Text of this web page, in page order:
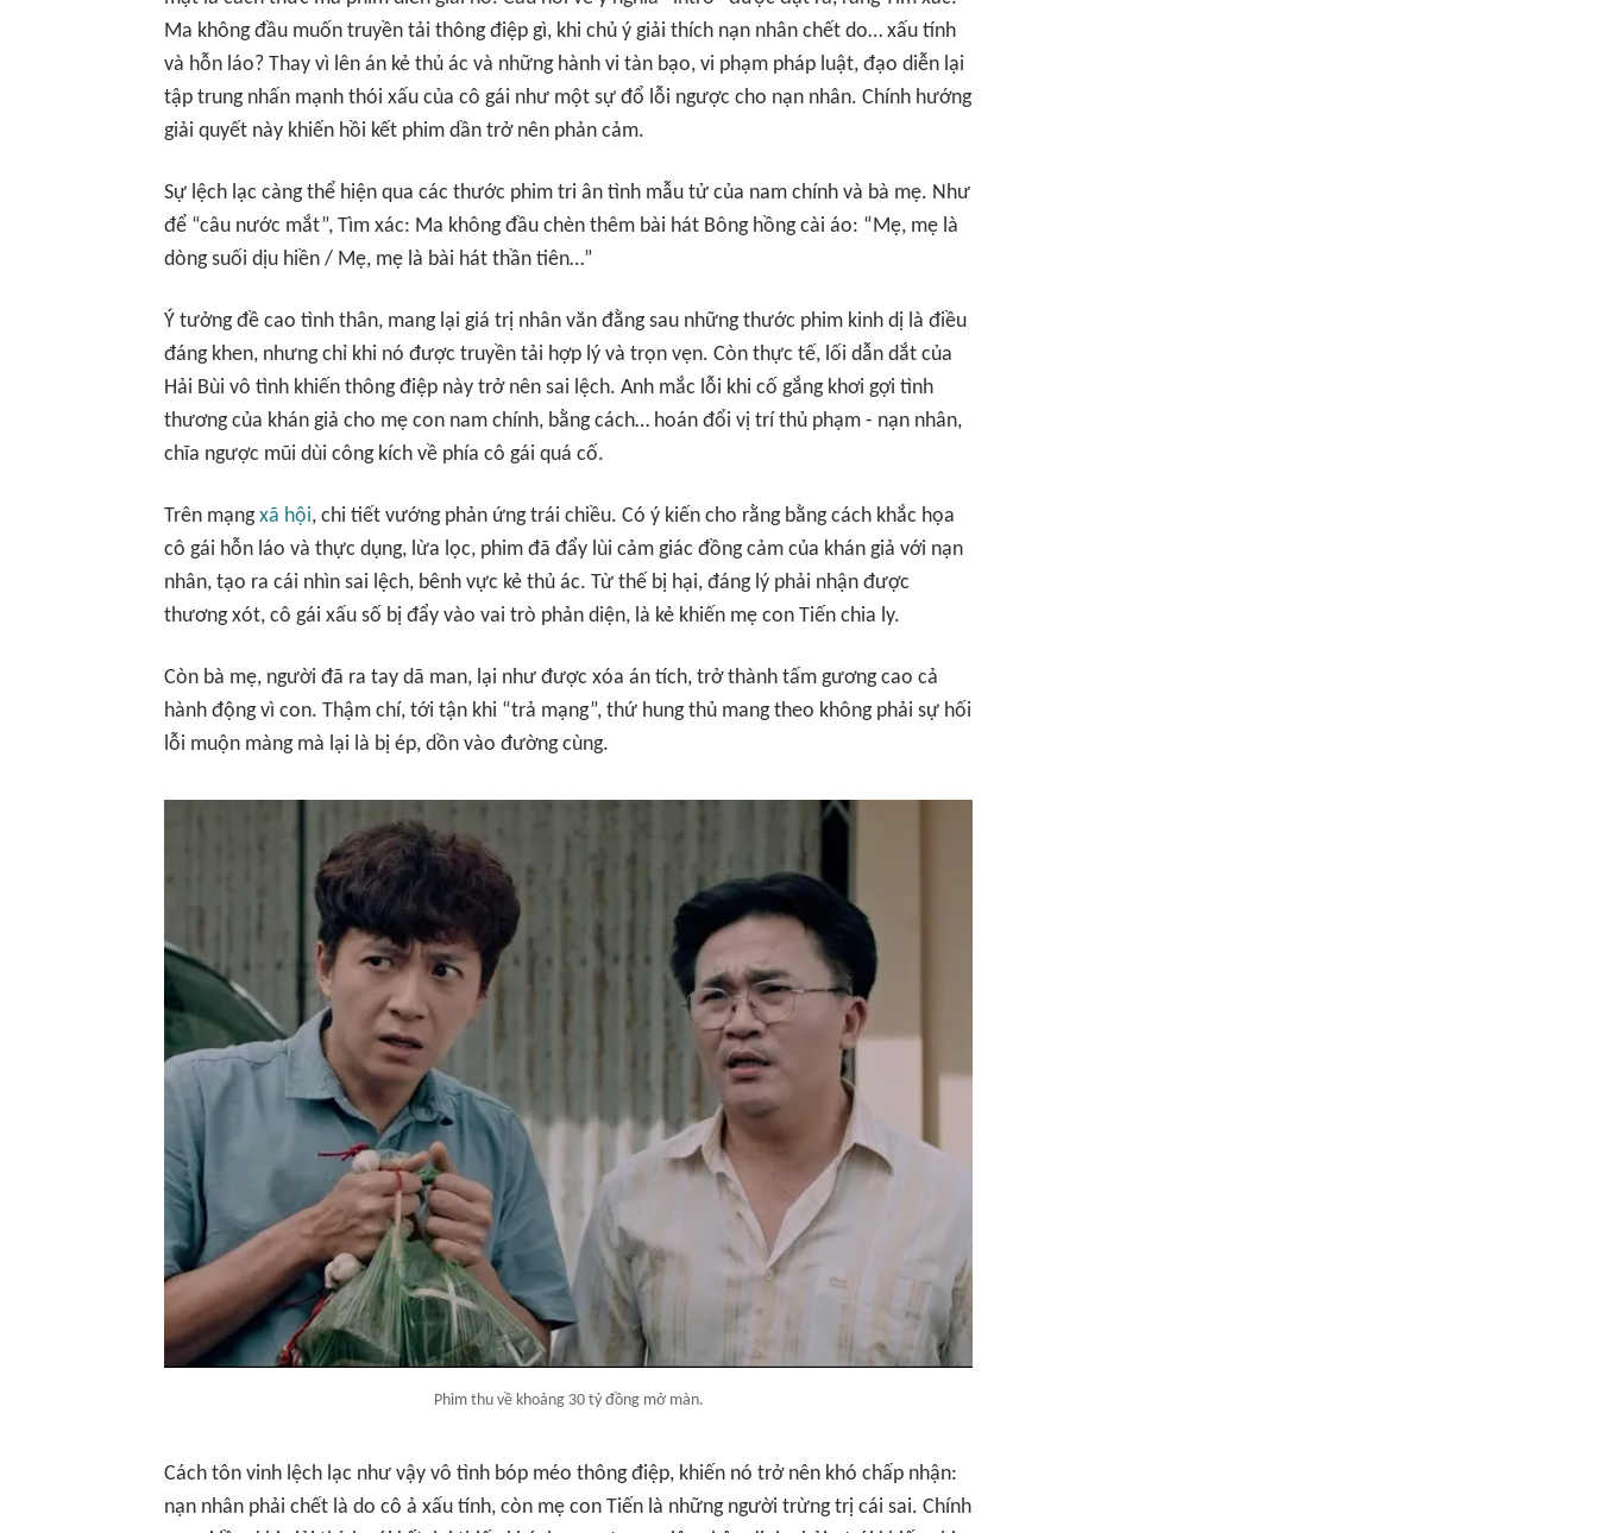
Ma không đầu muốn truyền tải thông điệp gì, khi chủ ý giải thích nạn nhân chết do… xấu tính
và hỗn láo? Thay vì lên án kẻ thủ ác và những hành vi tàn bạo, vi phạm pháp luật, đạo diễn lại
tập trung nhấn mạnh thói xấu của cô gái như một sự đổ lỗi ngược cho nạn nhân. Chính hướng
giải quyết này khiến hồi kết phim dần trở nên phản cảm.
Sự lệch lạc càng thể hiện qua các thước phim tri ân tình mẫu tử của nam chính và bà mẹ. Như
để “câu nước mắt”, Tìm xác: Ma không đầu chèn thêm bài hát Bông hồng cài áo: “Mẹ, mẹ là
dòng suối dịu hiền / Mẹ, mẹ là bài hát thần tiên…”
Ý tưởng đề cao tình thân, mang lại giá trị nhân văn đằng sau những thước phim kinh dị là điều
đáng khen, nhưng chỉ khi nó được truyền tải hợp lý và trọn vẹn. Còn thực tế, lối dẫn dắt của
Hải Bùi vô tình khiến thông điệp này trở nên sai lệch. Anh mắc lỗi khi cố gắng khơi gợi tình
thương của khán giả cho mẹ con nam chính, bằng cách… hoán đổi vị trí thủ phạm - nạn nhân,
chĩa ngược mũi dùi công kích về phía cô gái quá cố.
Trên mạngxã hội, chi tiết vướng phản ứng trái chiều. Có ý kiến cho rằng bằng cách khắc họa
cô gái hỗn láo và thực dụng, lừa lọc, phim đã đẩy lùi cảm giác đồng cảm của khán giả với nạn
nhân, tạo ra cái nhìn sai lệch, bênh vực kẻ thủ ác. Từ thế bị hại, đáng lý phải nhận được
thương xót, cô gái xấu số bị đẩy vào vai trò phản diện, là kẻ khiến mẹ con Tiến chia ly.
Còn bà mẹ, người đã ra tay dã man, lại như được xóa án tích, trở thành tấm gương cao cả
hành động vì con. Thậm chí, tới tận khi “trả mạng”, thứ hung thủ mang theo không phải sự hối
lỗi muộn màng mà lại là bị ép, dồn vào đường cùng.
Phim thu về khoảng 30 tỷ đồng mở màn.
Cách tôn vinh lệch lạc như vậy vô tình bóp méo thông điệp, khiến nó trở nên khó chấp nhận:
nạn nhân phải chết là do cô ả xấu tính, còn mẹ con Tiến là những người trừng trị cái sai. Chính